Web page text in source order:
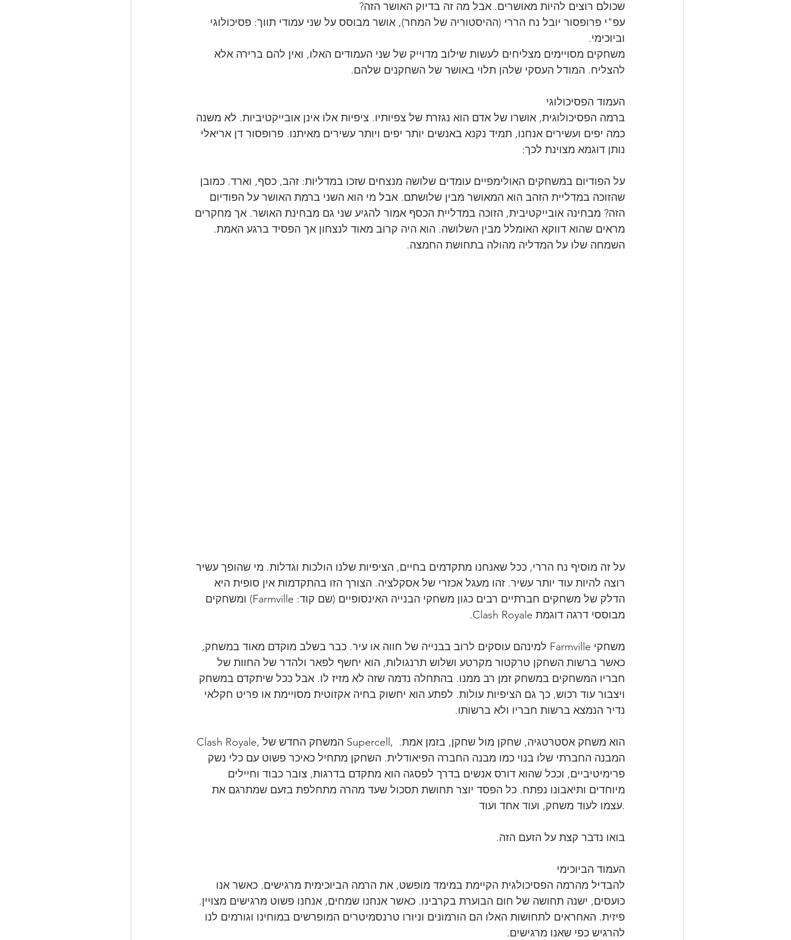
שכולם רוצים להיות מאושרים. אבל מה זה בדיוק האושר הזה?
עפ"י פרופסור יובל נח הררי (ההיסטוריה של המחר), אושר מבוסס על שני עמודי תווך: פסיכולוגי
וביוכימי.
משחקים מסויימים מצליחים לעשות שילוב מדוייק של שני העמודים האלו, ואין להם ברירה אלא
להצליח. המודל העסקי שלהן תלוי באושר של השחקנים שלהם.
העמוד הפסיכולוגי
ברמה הפסיכולוגית, אושרו של אדם הוא נגזרת של צפיותיו. ציפיות אלו אינן אובייקטיביות. לא משנה
כמה יפים ועשירים אנחנו, תמיד נקנא באנשים יותר יפים ויותר עשירים מאיתנו. פרופסור דן אריאלי
נותן דוגמא מצוינת לכך:
על הפודיום במשחקים האולימפיים עומדים שלושה מנצחים שזכו במדליות: זהב, כסף, וארד. כמובן
שהזוכה במדליית הזהב הוא המאושר מבין שלושתם. אבל מי הוא השני ברמת האושר על הפודיום
הזה? מבחינה אובייקטיבית, הזוכה במדליית הכסף אמור להגיע שני גם מבחינת האושר. אך מחקרים
מראים שהוא דווקא האומלל מבין השלושה. הוא היה קרוב מאוד לנצחון אך הפסיד ברגע האמת.
השמחה שלו על המדליה מהולה בתחושת החמצה.
על זה מוסיף נח הררי, ככל שאנחנו מתקדמים בחיים, הציפיות שלנו הולכות וגדלות. מי שהופך עשיר
רוצה להיות עוד יותר עשיר. זהו מעגל אכזרי של אסקלציה. הצורך הזו בהתקדמות אין סופית היא
הדלק של משחקים חברתיים רבים כגון משחקי הבנייה האינסופיים (שם קוד: Farmville) ומשחקים
מבוססי דרגה דוגמת Clash Royale.
משחקי Farmville למינהם עוסקים לרוב בבנייה של חווה או עיר. כבר בשלב מוקדם מאוד במשחק,
כאשר ברשות השחקן טרקטור מקרטע ושלוש תרנגולות, הוא יחשף לפאר ולהדר של החוות של
חבריו המשחקים במשחק זמן רב ממנו. בהתחלה נדמה שזה לא מזיז לו. אבל ככל שיתקדם במשחק
ויצבור עוד רכוש, כך גם הציפיות עולות. לפתע הוא יחשוק בחיה אקזוטית מסויימת או פריט חקלאי
נדיר הנמצא ברשות חבריו ולא ברשותו.
Clash Royale, המשחק החדש של Supercell, הוא משחק אסטרטגיה, שחקן מול שחקן, בזמן אמת.
המבנה החברתי שלו בנוי כמו מבנה החברה הפיאודלית. השחקן מתחיל כאיכר פשוט עם כלי נשק
פרימיטיביים, וככל שהוא דורס אנשים בדרך לפסגה הוא מתקדם בדרגות, צובר כבוד וחיילים
מיוחדים ותיאבונו נפתח. כל הפסד יוצר תחושת תסכול שעד מהרה מתחלפת בזעם שמתרגם את
עצמו לעוד משחק, ועוד אחד ועוד.
בואו נדבר קצת על הזעם הזה.
העמוד הביוכימי
להבדיל מהרמה הפסיכולגית הקיימת במימד מופשט, את הרמה הביוכימית מרגישים. כאשר אנו
כועסים, ישנה תחושה של חום הבוערת בקרבינו. כאשר אנחנו שמחים, אנחנו פשוט מרגישים מצויין.
פיזית. האחראים לתחושות האלו הם הורמונים וניורו טרנסמיטרים המופרשים במוחינו וגורמים לנו
להרגיש כפי שאנו מרגישים.